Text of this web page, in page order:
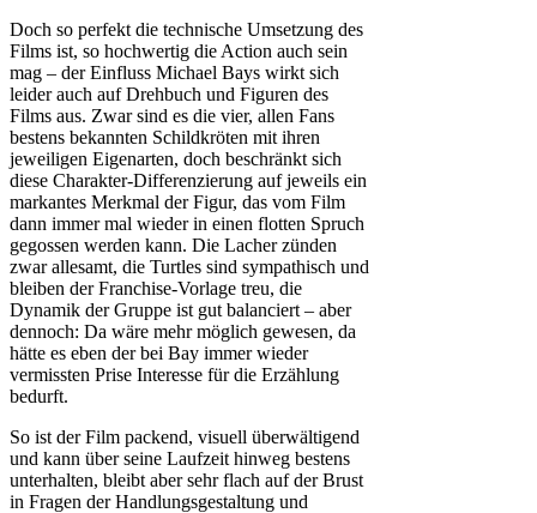
Doch so perfekt die technische Umsetzung des
Films ist, so hochwertig die Action auch sein
mag – der Einfluss Michael Bays wirkt sich
leider auch auf Drehbuch und Figuren des
Films aus. Zwar sind es die vier, allen Fans
bestens bekannten Schildkröten mit ihren
jeweiligen Eigenarten, doch beschränkt sich
diese Charakter-Differenzierung auf jeweils ein
markantes Merkmal der Figur, das vom Film
dann immer mal wieder in einen flotten Spruch
gegossen werden kann. Die Lacher zünden
zwar allesamt, die Turtles sind sympathisch und
bleiben der Franchise-Vorlage treu, die
Dynamik der Gruppe ist gut balanciert – aber
dennoch: Da wäre mehr möglich gewesen, da
hätte es eben der bei Bay immer wieder
vermissten Prise Interesse für die Erzählung
bedurft.
So ist der Film packend, visuell überwältigend
und kann über seine Laufzeit hinweg bestens
unterhalten, bleibt aber sehr flach auf der Brust
in Fragen der Handlungsgestaltung und